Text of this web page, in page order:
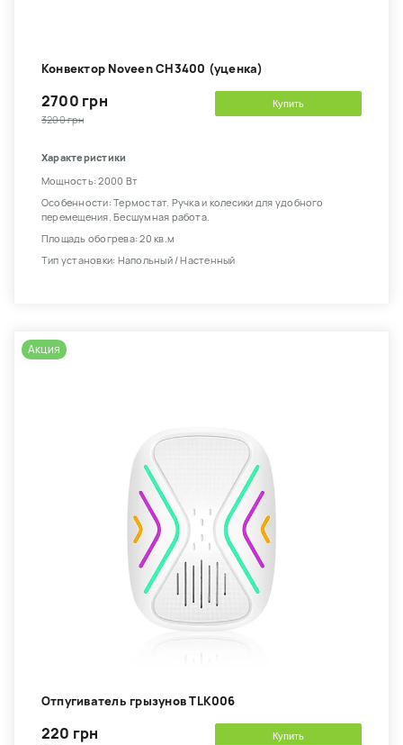
Конвектор Noveen CH3400 (уценка)
2700 грн
3200 грн
Купить
Характеристики
Мощность: 2000 Вт
Особенности: Термостат. Ручка и колесики для удобного
перемещения. Бесшумная работа.
Площадь обогрева: 20 кв.м
Тип установки: Напольный / Настенный
Акция
Отпугиватель грызунов TLK006
220 грн Купить